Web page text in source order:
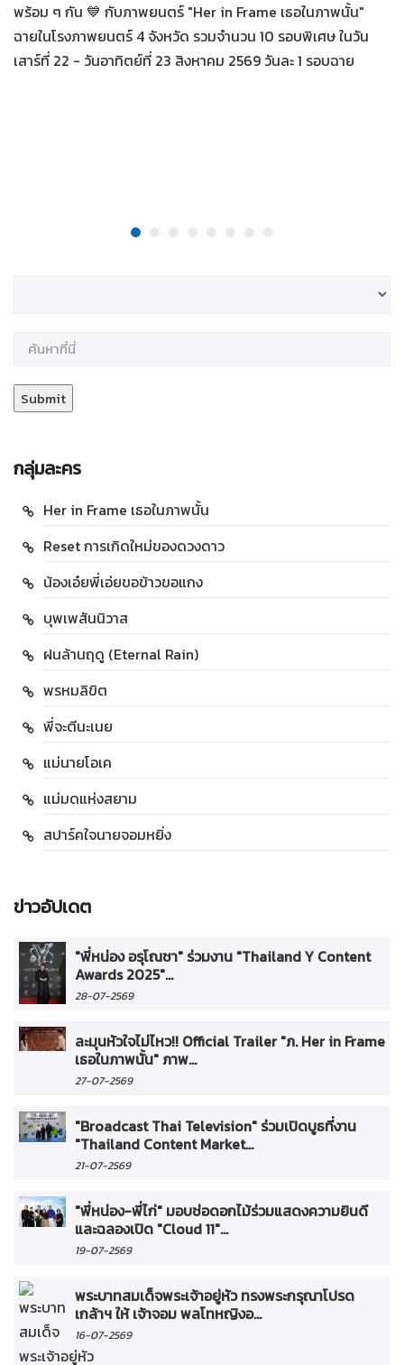
พร้อม ๆ กัน 💙 กับภาพยนตร์ "Her in Frame เธอในภาพนั้น"
ฉายในโรงภาพยนตร์ 4 จังหวัด รวมจำนวน 10 รอบพิเศษ ในวัน
เสาร์ที่ 22 - วันอาทิตย์ที่ 23 สิงหาคม 2569 วันละ 1 รอบฉาย
กลุ่มละคร
Her in Frame เธอในภาพนั้น
Reset การเกิดใหม่ของดวงดาว
น้องเอ๋ยพี่เอ่ยขอข้าวขอแกง
บุพเพสันนิวาส
ฝนล้านฤดู (Eternal Rain)
พรหมลิขิต
พี่จะตีนะเนย
แม่นายโอเค
แม่มดแห่งสยาม
สปาร์คใจนายจอมหยิ่ง
ข่าวอัปเดต
"พี่หน่อง อรุโณชา" ร่วมงาน "Thailand Y Content
Awards 2025"...
28-07-2569
ละมุนหัวใจไม่ไหว!! Official Trailer "ภ. Her in Frame
เธอในภาพนั้น" ภาพ...
27-07-2569
"Broadcast Thai Television" ร่วมเปิดบูธที่งาน
"Thailand Content Market...
21-07-2569
"พี่หน่อง-พี่ไก่" มอบช่อดอกไม้ร่วมแสดงความยินดี
และฉลองเปิด "Cloud 11"...
19-07-2569
พระบาทสมเด็จพระเจ้าอยู่หัว ทรงพระกรุณาโปรด
เกล้าฯ ให้ เจ้าจอม พลโทหญิงอ...
16-07-2569